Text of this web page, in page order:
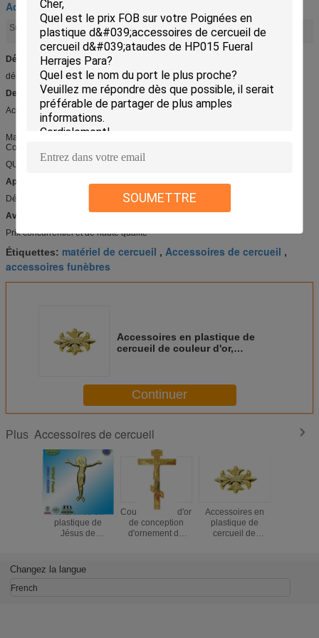
SOUMETTRE
Accessoires de cercueil
Surligner: Accessoires de cercueil, matériel de cercueil
Détail rapide :
décoration DP009 de cercueil
Description :
Accessoire DP009 de cercueil
Matériel de boule : Plastique
Couleur : D'or
QUANTITÉ DE MINUTE : 3000PCS
Applications :
Décoration en bois de cercueil
Avantage compétitif :
Prix concurrentiel et de haute qualité
Étiquettes: matériel de cercueil , Accessoires de cercueil ,
accessoires funèbres
Accessoires en plastique de
cercueil de couleur d'or,
Continuer
Plus Accessoires de cercueil
Référence en
plastique de
Jésus de
décoration de
cercueil aucun
Couleur russe d'or
de conception
d'ornement de
Accessoires en
plastique de
cercueil de
Changez la langue
French